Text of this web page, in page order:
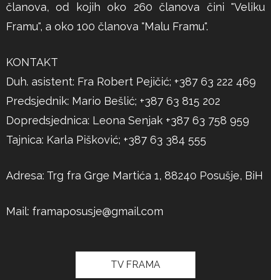
članova, od kojih oko 260 članova čini "Veliku
Framu", a oko 100 članova "Malu Framu".
KONTAKT
Duh. asistent: Fra Robert Pejičić; +387 63 222 469
Predsjednik: Mario Bešlić; +387 63 815 202
Dopredsjednica: Leona Senjak +387 63 758 959
Tajnica: Karla Pišković; +387 63 384 555
Adresa: Trg fra Grge Martića 1, 88240 Posušje, BiH
Mail: framaposusje@gmail.com
TV FRAMA